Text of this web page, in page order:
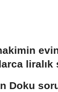
liralık
Doku